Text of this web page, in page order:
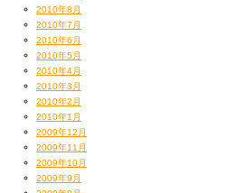
2010年8月
2010年7月
2010年6月
2010年5月
2010年4月
2010年3月
2010年2月
2010年1月
2009年12月
2009年11月
2009年10月
2009年9月